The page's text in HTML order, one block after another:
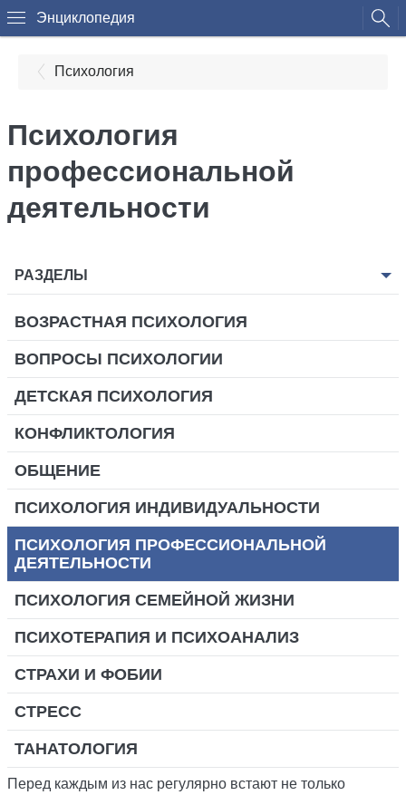
Энциклопедия
Психология
Психология
профессиональной
деятельности
РАЗДЕЛЫ
ВОЗРАСТНАЯ ПСИХОЛОГИЯ
ВОПРОСЫ ПСИХОЛОГИИ
ДЕТСКАЯ ПСИХОЛОГИЯ
КОНФЛИКТОЛОГИЯ
ОБЩЕНИЕ
ПСИХОЛОГИЯ ИНДИВИДУАЛЬНОСТИ
ПСИХОЛОГИЯ ПРОФЕССИОНАЛЬНОЙ
ДЕЯТЕЛЬНОСТИ
ПСИХОЛОГИЯ СЕМЕЙНОЙ ЖИЗНИ
ПСИХОТЕРАПИЯ И ПСИХОАНАЛИЗ
СТРАХИ И ФОБИИ
СТРЕСС
ТАНАТОЛОГИЯ
Перед каждым из нас регулярно встают не только